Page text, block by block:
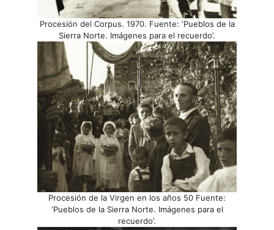
Procesión del Corpus. 1970. Fuente: ‘Pueblos de la
Sierra Norte. Imágenes para el recuerdo’.
Procesión de la Virgen en los años 50 Fuente:
‘Pueblos de la Sierra Norte. Imágenes para el
recuerdo’.